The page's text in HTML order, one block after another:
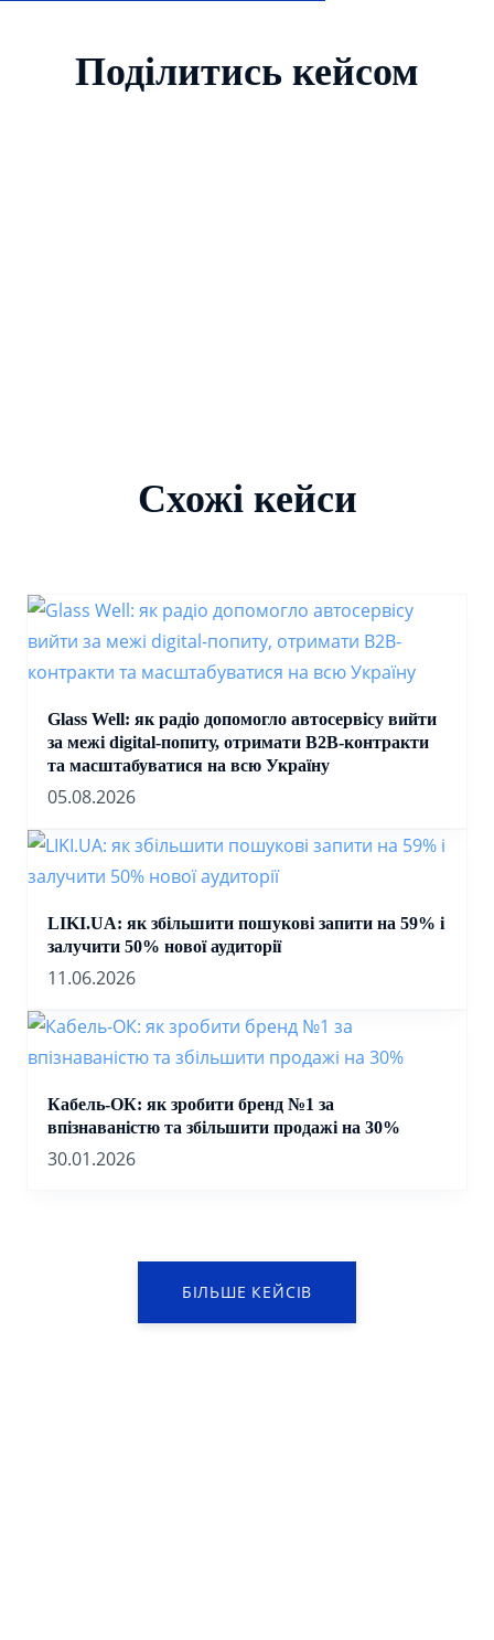
Поділитись кейсом
Схожі кейси
Glass Well: як радіо допомогло автосервісу вийти
за межі digital-попиту, отримати B2B-контракти
та масштабуватися на всю Україну
05.08.2026
LIKI.UA: як збільшити пошукові запити на 59% і
залучити 50% нової аудиторії
11.06.2026
Кабель-ОК: як зробити бренд №1 за
впізнаваністю та збільшити продажі на 30%
30.01.2026
БІЛЬШЕ КЕЙСІВ